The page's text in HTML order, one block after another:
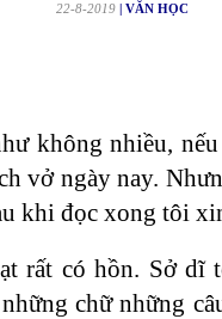
22-8-2019 | VĂN HỌC
không nhiều,
vở ngày nay.
khi đọc xong tôi
rất có hồn. Sở
chữ những